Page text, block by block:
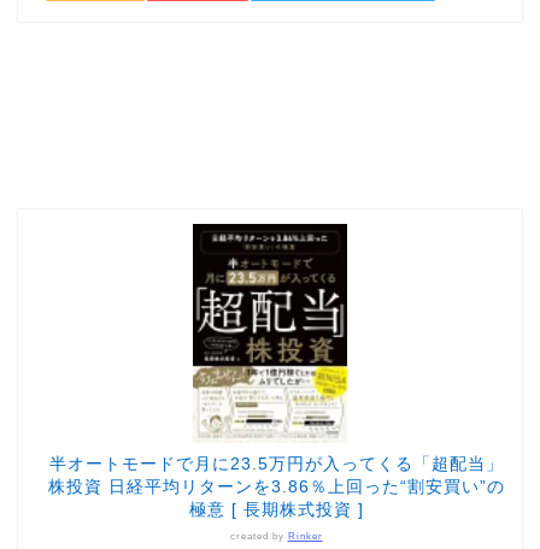
半オートモードで月に23.5万円が入ってくる「超配当」
株投資 日経平均リターンを3.86％上回った“割安買い”の
極意 [ 長期株式投資 ]
created by Rinker